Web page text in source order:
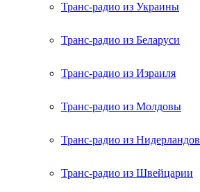
Транс-радио из Украины
Транс-радио из Беларуси
Транс-радио из Израиля
Транс-радио из Молдовы
Транс-радио из Нидерландов
Транс-радио из Швейцарии